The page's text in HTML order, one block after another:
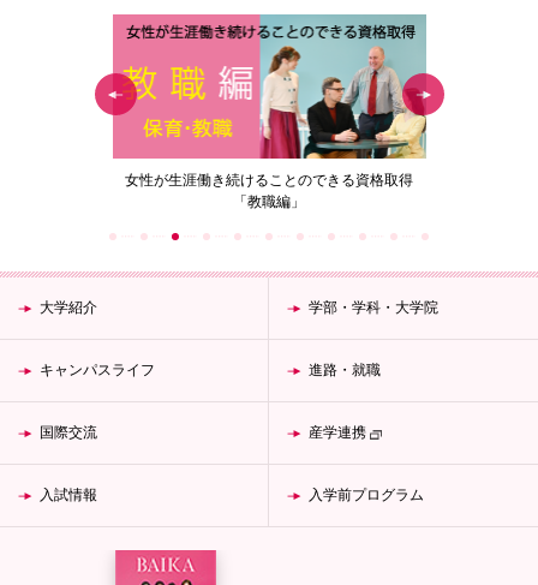
梅花女子大学 SDGsへの取り組み
大学紹介 学部・学科・大学院
キャンパスライフ 進路・就職
国際交流 産学連携
入試情報 入学前プログラム